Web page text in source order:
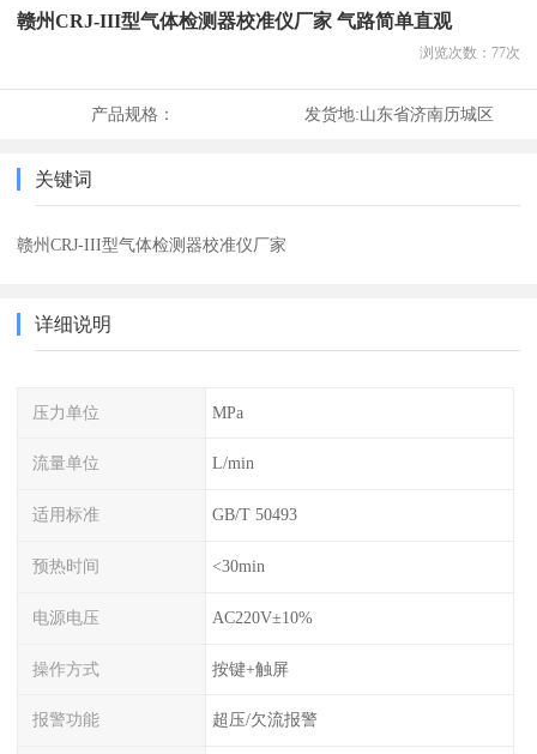
赣州CRJ-III型气体检测器校准仪厂家 气路简单直观
浏览次数： 77次
产品规格： 发货地:山东省济南历城区
关键词
赣州CRJ-III型气体检测器校准仪厂家
详细说明
压力单位 MPa
流量单位 L/min
适用标准 GB/T 50493
预热时间 <30min
电源电压 AC220V±10%
操作方式 按键+触屏
报警功能 超压/欠流报警